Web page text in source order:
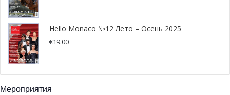
своиинвестиционные проекты
Hello Monaco №12 Лето – Осень 2025
€19.00
Мероприятия